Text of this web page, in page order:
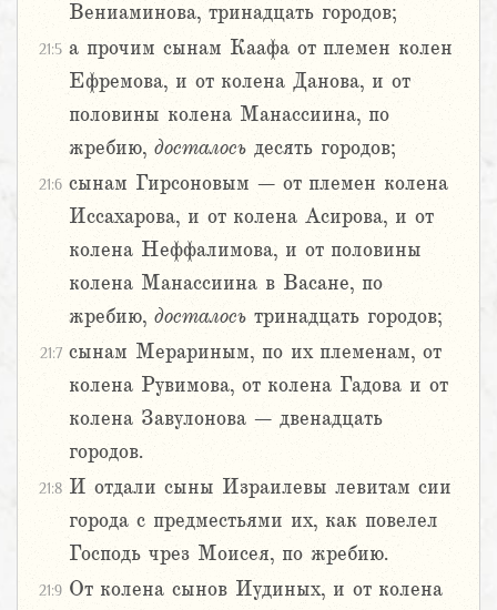
Вениаминова, тринадцать городов;
21:5 а прочим сынам Каафа от племен колен
Ефремова, и от колена Данова, и от
половины колена Манассиина, по
жребию, досталось десять городов;
21:6 сынам Гирсоновым – от племен колена
Иссахарова, и от колена Асирова, и от
колена Неффалимова, и от половины
колена Манассиина в Васане, по
жребию, досталось тринадцать городов;
21:7 сынам Мерариным, по их племенам, от
колена Рувимова, от колена Гадова и от
колена Завулонова – двенадцать
городов.
21:8 И отдали сыны Израилевы левитам сии
города с предместьями их, как повелел
Господь чрез Моисея, по жребию.
21:9 От колена сынов Иудиных, и от колена